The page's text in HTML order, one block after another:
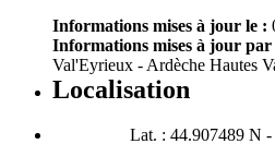
Informations mises à jour le :
Informations mises à jour par
Val'Eyrieux - Ardèche Hautes
Localisation
Lat. : 44.907489 N